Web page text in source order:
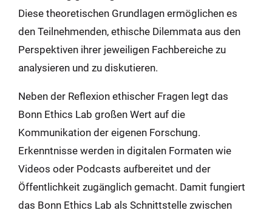
Diese theoretischen Grundlagen ermöglichen es
den Teilnehmenden, ethische Dilemmata aus den
Perspektiven ihrer jeweiligen Fachbereiche zu
analysieren und zu diskutieren.
Neben der Reflexion ethischer Fragen legt das
Bonn Ethics Lab großen Wert auf die
Kommunikation der eigenen Forschung.
Erkenntnisse werden in digitalen Formaten wie
Videos oder Podcasts aufbereitet und der
Öffentlichkeit zugänglich gemacht. Damit fungiert
das Bonn Ethics Lab als Schnittstelle zwischen